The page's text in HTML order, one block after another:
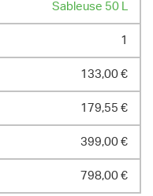
Sableuse 50 L
1
133,00 €
179,55 €
399,00 €
798,00 €